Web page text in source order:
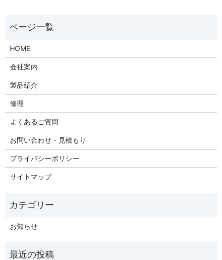
HOME
会社案内
製品紹介
修理
よくあるご質問
お問い合わせ・見積もり
プライバシーポリシー
サイトマップ
お知らせ